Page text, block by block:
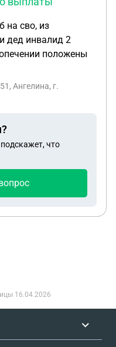
на сво, из
дед инвалид 2
положены
Ангелина, г.
что
16.04.2026